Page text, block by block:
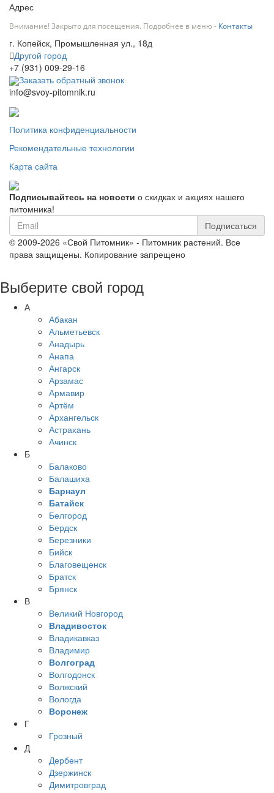
Адрес
Внимание! Закрыто для посещения. Подробнее в меню - Контакты
г. Копейск, Промышленная ул., 18д
Другой город
+7 (931) 009-29-16
Заказать обратный звонок
info@svoy-pitomnik.ru
Политика конфиденциальности
Рекомендательные технологии
Карта сайта
Подписывайтесь на новости о скидках и акциях нашего
питомника!
Подписаться
© 2009-2026 «Свой Питомник» - Питомник растений. Все
права защищены. Копирование запрещено
Выберите свой город
А
Абакан
Альметьевск
Анадырь
Анапа
Ангарск
Арзамас
Армавир
Артём
Архангельск
Астрахань
Ачинск
Б
Балаково
Балашиха
Барнаул
Батайск
Белгород
Бердск
Березники
Бийск
Благовещенск
Братск
Брянск
В
Великий Новгород
Владивосток
Владикавказ
Владимир
Волгоград
Волгодонск
Волжский
Вологда
Воронеж
Г
Грозный
Д
Дербент
Дзержинск
Димитровград